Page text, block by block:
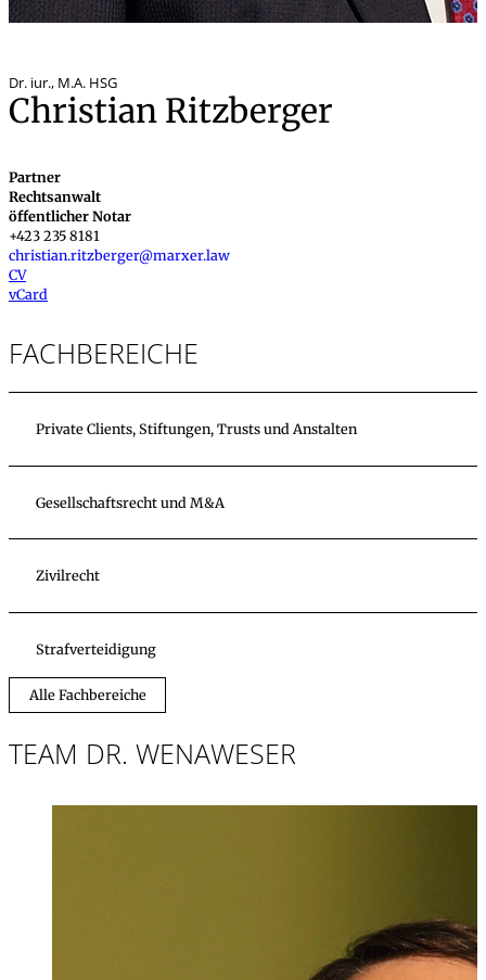
Dr. iur., M.A. HSG
Christian Ritzberger
Partner
Rechtsanwalt
öffentlicher Notar
+423 235 8181
christian.ritzberger@marxer.law
CV
vCard
FACHBEREICHE
Private Clients, Stiftungen, Trusts und Anstalten
Gesellschaftsrecht und M&A
Zivilrecht
Strafverteidigung
Alle Fachbereiche
TEAM DR. WENAWESER
+423 235 8181